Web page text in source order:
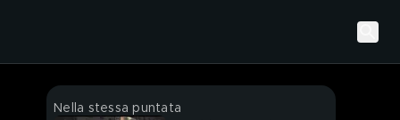
Nella stessa puntata